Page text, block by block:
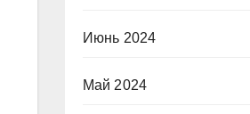
Июнь 2024
Май 2024